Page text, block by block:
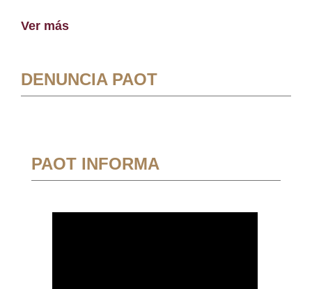
Ver más
DENUNCIA PAOT
PAOT INFORMA